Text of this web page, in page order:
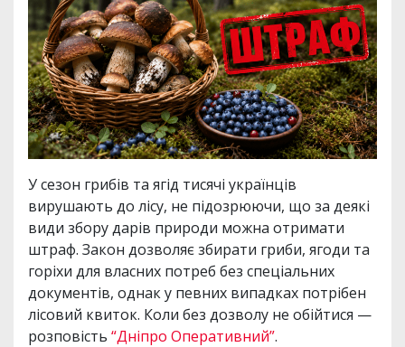
У сезон грибів та ягід тисячі українців
вирушають до лісу, не підозрюючи, що за деякі
види збору дарів природи можна отримати
штраф. Закон дозволяє збирати гриби, ягоди та
горіхи для власних потреб без спеціальних
документів, однак у певних випадках потрібен
лісовий квиток. Коли без дозволу не обійтися —
розповість “Дніпро Оперативний”.